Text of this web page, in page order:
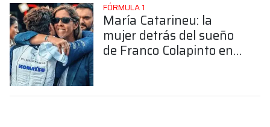
FÓRMULA 1
María Catarineu: la
mujer detrás del sueño
de Franco Colapinto en